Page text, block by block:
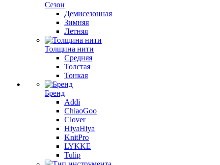
Сезон
Демисезонная
Зимняя
Летняя
Толщина нити
Средняя
Толстая
Тонкая
Бренд
Addi
ChiaoGoo
Clover
HiyaHiya
KnitPro
LYKKE
Tulip